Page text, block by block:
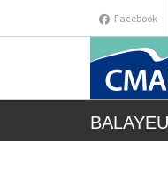
Facebook